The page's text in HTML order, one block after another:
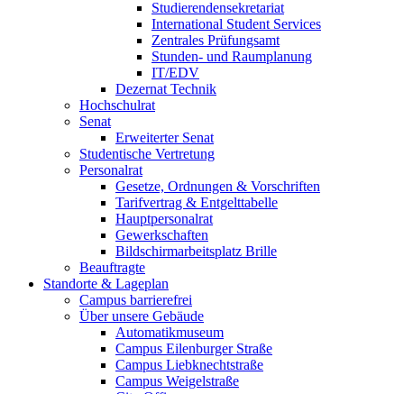
Studierendensekretariat
International Student Services
Zentrales Prüfungsamt
Stunden- und Raumplanung
IT/EDV
Dezernat Technik
Hochschulrat
Senat
Erweiterter Senat
Studentische Vertretung
Personalrat
Gesetze, Ordnungen & Vorschriften
Tarifvertrag & Entgelttabelle
Hauptpersonalrat
Gewerkschaften
Bildschirmarbeitsplatz Brille
Beauftragte
Standorte & Lageplan
Campus barrierefrei
Über unsere Gebäude
Automatikmuseum
Campus Eilenburger Straße
Campus Liebknechtstraße
Campus Weigelstraße